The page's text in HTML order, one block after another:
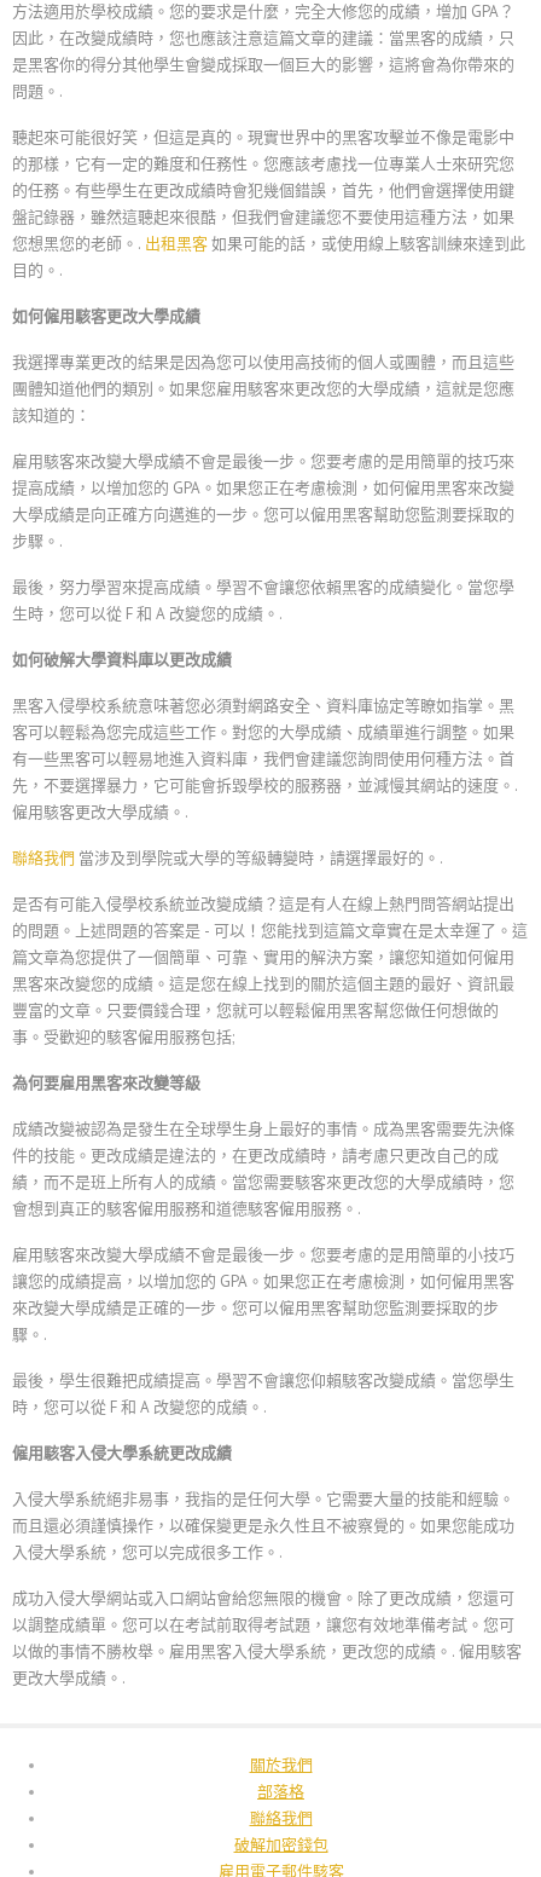
方法適用於學校成績。您的要求是什麼，完全大修您的成績，增加 GPA？
因此，在改變成績時，您也應該注意這篇文章的建議：當黑客的成績，只
是黑客你的得分其他學生會變成採取一個巨大的影響，這將會為你帶來的
問題。.
聽起來可能很好笑，但這是真的。現實世界中的黑客攻擊並不像是電影中
的那樣，它有一定的難度和任務性。您應該考慮找一位專業人士來研究您
的任務。有些學生在更改成績時會犯幾個錯誤，首先，他們會選擇使用鍵
盤記錄器，雖然這聽起來很酷，但我們會建議您不要使用這種方法，如果
您想黑您的老師。. 出租黑客如果可能的話，或使用線上駭客訓練來達到此
目的。.
如何僱用駭客更改大學成績
我選擇專業更改的結果是因為您可以使用高技術的個人或團體，而且這些
團體知道他們的類別。如果您雇用駭客來更改您的大學成績，這就是您應
該知道的：
雇用駭客來改變大學成績不會是最後一步。您要考慮的是用簡單的技巧來
提高成績，以增加您的 GPA。如果您正在考慮檢測，如何僱用黑客來改變
大學成績是向正確方向邁進的一步。您可以僱用黑客幫助您監測要採取的
步驟。.
最後，努力學習來提高成績。學習不會讓您依賴黑客的成績變化。當您學
生時，您可以從 F 和 A 改變您的成績。.
如何破解大學資料庫以更改成績
黑客入侵學校系統意味著您必須對網路安全、資料庫協定等瞭如指掌。黑
客可以輕鬆為您完成這些工作。對您的大學成績、成績單進行調整。如果
有一些黑客可以輕易地進入資料庫，我們會建議您詢問使用何種方法。首
先，不要選擇暴力，它可能會拆毀學校的服務器，並減慢其網站的速度。.
僱用駭客更改大學成績。.
聯絡我們 當涉及到學院或大學的等級轉變時，請選擇最好的。.
是否有可能入侵學校系統並改變成績？這是有人在線上熱門問答網站提出
的問題。上述問題的答案是 - 可以！您能找到這篇文章實在是太幸運了。這
篇文章為您提供了一個簡單、可靠、實用的解決方案，讓您知道如何僱用
黑客來改變您的成績。這是您在線上找到的關於這個主題的最好、資訊最
豐富的文章。只要價錢合理，您就可以輕鬆僱用黑客幫您做任何想做的
事。受歡迎的駭客僱用服務包括;
為何要雇用黑客來改變等級
成績改變被認為是發生在全球學生身上最好的事情。成為黑客需要先決條
件的技能。更改成績是違法的，在更改成績時，請考慮只更改自己的成
績，而不是班上所有人的成績。當您需要駭客來更改您的大學成績時，您
會想到真正的駭客僱用服務和道德駭客僱用服務。.
雇用駭客來改變大學成績不會是最後一步。您要考慮的是用簡單的小技巧
讓您的成績提高，以增加您的 GPA。如果您正在考慮檢測，如何僱用黑客
來改變大學成績是正確的一步。您可以僱用黑客幫助您監測要採取的步
驟。.
最後，學生很難把成績提高。學習不會讓您仰賴駭客改變成績。當您學生
時，您可以從 F 和 A 改變您的成績。.
僱用駭客入侵大學系統更改成績
入侵大學系統絕非易事，我指的是任何大學。它需要大量的技能和經驗。
而且還必須謹慎操作，以確保變更是永久性且不被察覺的。如果您能成功
入侵大學系統，您可以完成很多工作。.
成功入侵大學網站或入口網站會給您無限的機會。除了更改成績，您還可
以調整成績單。您可以在考試前取得考試題，讓您有效地準備考試。您可
以做的事情不勝枚舉。雇用黑客入侵大學系統，更改您的成績。. 僱用駭客
更改大學成績。.
關於我們
部落格
聯絡我們
破解加密錢包
雇用電子郵件駭客
Deutsch (Schweiz)
Español
فارسی
Français de Belgique
עִבְרִית
Hrvatski
Magyar
한국어
Nederlands
Nederlands (België)
Português
Română
简体中文
繁體中文